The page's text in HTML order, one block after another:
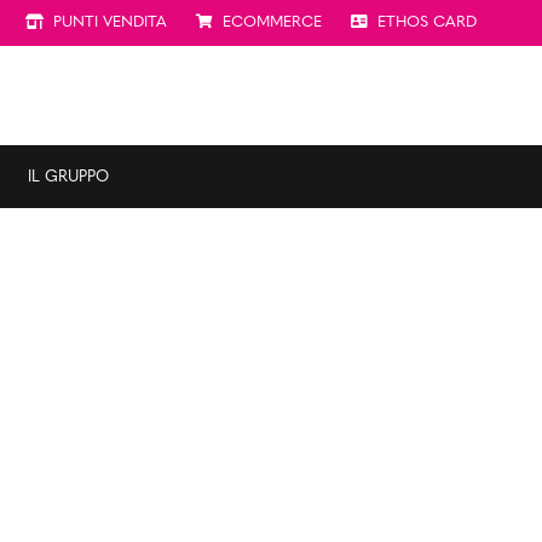
PUNTI VENDITA ECOMMERCE ETHOS CARD
IL GRUPPO